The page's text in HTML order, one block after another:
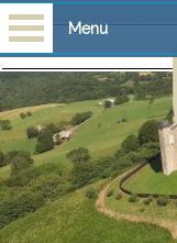
Menu
Accueil
Visites
Scolaires